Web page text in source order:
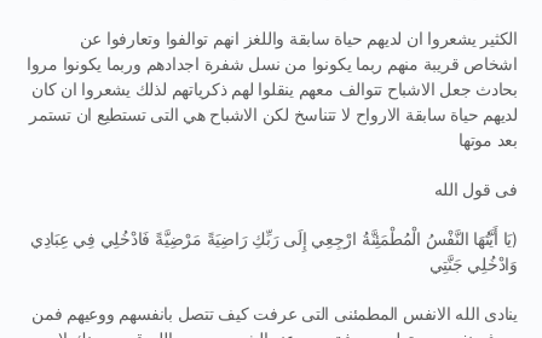
الكثير يشعروا ان لديهم حياة سابقة واللغز انهم توالفوا وتعارفوا عن
اشخاص قريبة منهم ربما يكونوا من نسل شفرة اجدادهم وربما يكونوا مروا
بحادث جعل الاشباح تتوالف معهم ينقلوا لهم ذكرياتهم لذلك يشعروا ان كان
لديهم حياة سابقة الارواح لا تتناسخ لكن الاشباح هي التى تستطيع ان تستمر
بعد موتها
فى قول الله
(يَا أَيَّتُهَا النَّفْسُ الْمُطْمَئِنَّةُ ارْجِعِي إِلَى رَبِّكِ رَاضِيَةً مَرْضِيَّةً فَادْخُلِي فِي عِبَادِي
وَادْخُلِي جَنَّتِي
ينادى الله الانفس المطمئنى التى عرفت كيف تتصل بانفسهم ووعيهم فمن